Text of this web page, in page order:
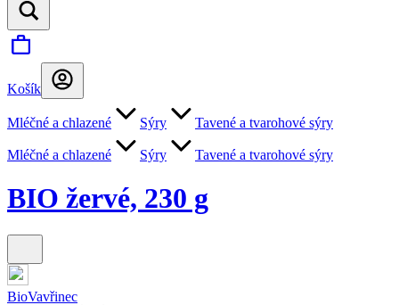
Košík
Mléčné a chlazené Sýry Tavené a tvarohové sýry
Mléčné a chlazené Sýry Tavené a tvarohové sýry
BIO žervé, 230 g
BioVavřinec